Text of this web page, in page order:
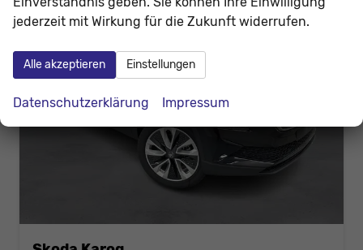
jederzeit mit Wirkung für die Zukunft widerrufen.
Alle akzeptieren Einstellungen
Datenschutzerklärung Impressum